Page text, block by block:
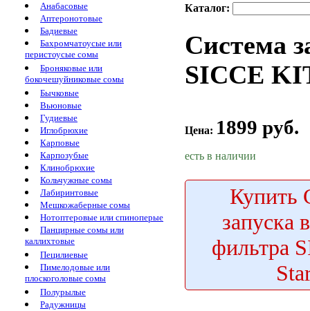
Анабасовые
Аптеронотовые
Бадиевые
Бахромчатоусые или
перистоусые сомы
Броняковые или
бокочешуйниковые сомы
Бычковые
Вьюновые
Гудиевые
Иглобрюхие
Карповые
Карпозубые
Клинобрюхие
Кольчужные сомы
Лабиринтовые
Мешкожаберные сомы
Нотоптеровые или спиноперые
Панцирные сомы или
каллихтовые
Пецилиевые
Пимелодовые или
плоскоголовые сомы
Полурылые
Радужницы
Каталог:
Система
SICCE
Цена: 1899 руб.
есть в наличии
Купить
запуска
фильтра